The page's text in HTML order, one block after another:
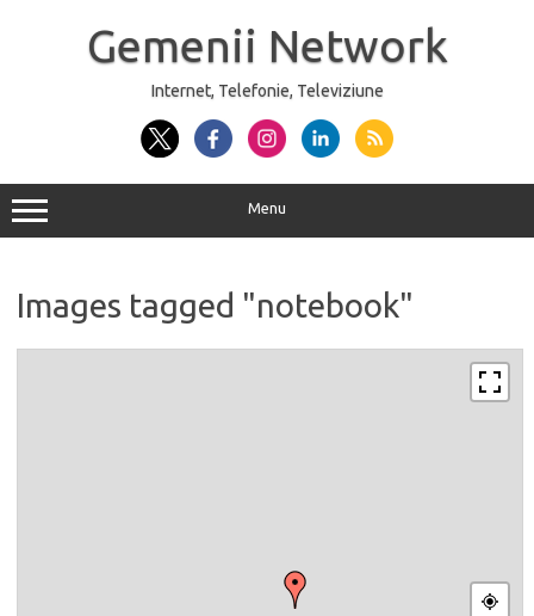
Gemenii Network
Internet, Telefonie, Televiziune
Menu
Images tagged "notebook"